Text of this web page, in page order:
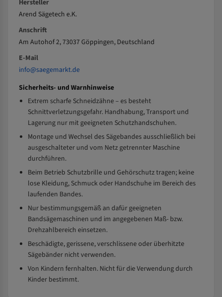
Hersteller
Arend Sägetech e.K.
Anschrift
Am Autohof 2, 73037 Göppingen, Deutschland
E-Mail
info@saegemarkt.de
Sicherheits- und Warnhinweise
Extrem scharfe Schneidzähne – es besteht
Schnittverletzungsgefahr. Handhabung, Transport und
Lagerung nur mit geeigneten Schutzhandschuhen.
Montage und Wechsel des Sägebandes ausschließlich bei
ausgeschalteter und vom Netz getrennter Maschine
durchführen.
Beim Betrieb Schutzbrille und Gehörschutz tragen; keine
lose Kleidung, Schmuck oder Handschuhe im Bereich des
laufenden Bandes.
Nur bestimmungsgemäß an dafür geeigneten
Bandsägemaschinen und im angegebenen Maß- bzw.
Drehzahlbereich einsetzen.
Beschädigte, gerissene, verschlissene oder überhitzte
Sägebänder nicht verwenden.
Von Kindern fernhalten. Nicht für die Verwendung durch
Kinder bestimmt.